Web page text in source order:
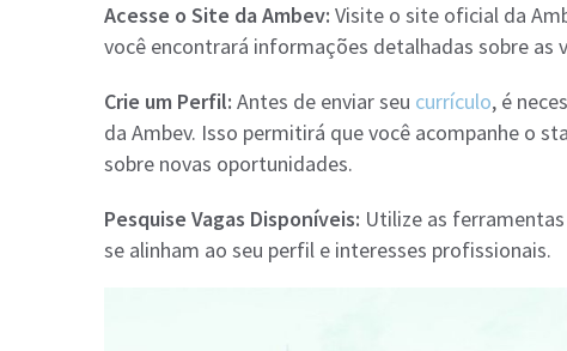
Acesse o Site da Ambev: Visite o site oficial da
você encontrará informações detalhadas sobre as
Crie um Perfil: Antes de enviar seu currículo, é
da Ambev. Isso permitirá que você acompanhe o
sobre novas oportunidades.
Pesquise Vagas Disponíveis: Utilize as
se alinham ao seu perfil e interesses profissionais.